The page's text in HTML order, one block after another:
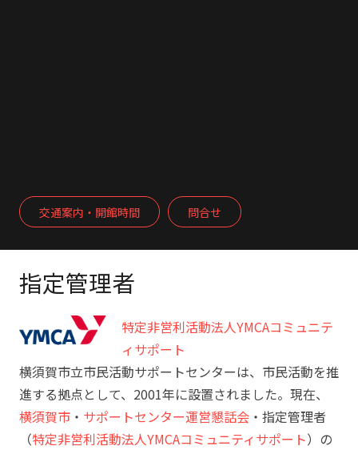
交通案内・開館時間 問合せ
指定管理者
特定非営利活動法人YMCAコミュニテ
ィサポート
横須賀市立市民活動サポートセンターは、市民活動を推
進する拠点として、2001年に設置されました。現在、
横須賀市 ・ サポートセンター運営懇話会 ・指定管理者
（特定非営利活動法人YMCAコミュニティサポート）の